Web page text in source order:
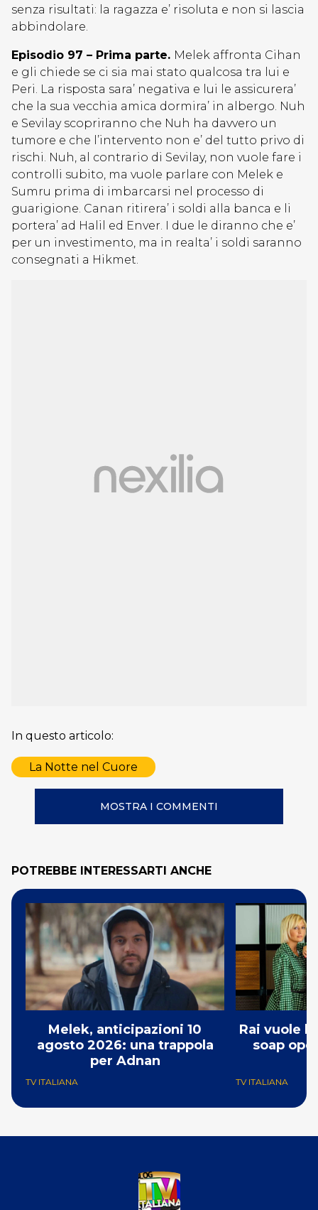
senza risultati: la ragazza e’ risoluta e non si lascia
abbindolare.
Episodio 97 – Prima parte. Melek affronta Cihan
e gli chiede se ci sia mai stato qualcosa tra lui e
Peri. La risposta sara’ negativa e lui le assicurera’
che la sua vecchia amica dormira’ in albergo. Nuh
e Sevilay scopriranno che Nuh ha davvero un
tumore e che l’intervento non e’ del tutto privo di
rischi. Nuh, al contrario di Sevilay, non vuole fare i
controlli subito, ma vuole parlare con Melek e
Sumru prima di imbarcarsi nel processo di
guarigione. Canan ritirera’ i soldi alla banca e li
portera’ ad Halil ed Enver. I due le diranno che e’
per un investimento, ma in realta’ i soldi saranno
consegnati a Hikmet.
In questo articolo:
La Notte nel Cuore
MOSTRA I COMMENTI
POTREBBE INTERESSARTI ANCHE
Melek, anticipazioni 10
agosto 2026: una trappola
per Adnan
TV ITALIANA
Rai vuole
soap
TV ITALIANA